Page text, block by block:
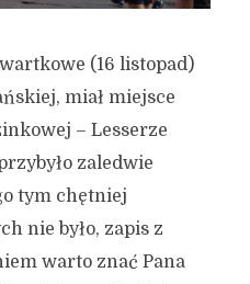
(16 listopad)
miał miejsce
– Lesserze
zaledwie
tym chętniej
nie było, zapis z
warto znać Pana